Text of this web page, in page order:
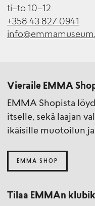
ti–to 10–12
+358 43 827 0941
Vieraile EMMA
EMMA Shopista
itselle, sekä laajan
ikäisille muotoilun
EMMA SHOP
Tilaa EMMAn